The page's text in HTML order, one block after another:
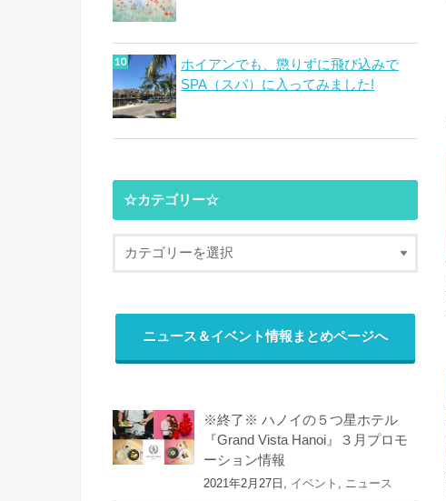
ホイアンでも、懲りずに飛び込みで
SPA（スパ）に入ってみました!
☆カテゴリー☆
ニュース＆イベント情報まとめページへ
※終了※ ハノイの５つ星ホテル
『Grand Vista Hanoi』３月プロモ
ーション情報
2021年2月27日, イベント ニュース